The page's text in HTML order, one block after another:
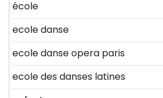
école
ecole danse
ecole danse opera paris
ecole des danses latines